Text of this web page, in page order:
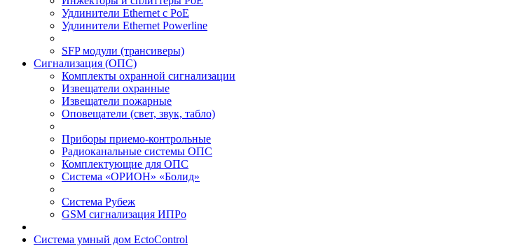
Удлинители Ethernet с PoE
Удлинители Ethernet Powerline
SFP модули (трансиверы)
Сигнализация (ОПС)
Комплекты охранной сигнализации
Извещатели охранные
Извещатели пожарные
Оповещатели (свет, звук, табло)
Приборы приемо-контрольные
Радиоканальные системы ОПС
Комплектующие для ОПС
Система «ОРИОН» «Болид»
Система Рубеж
GSM сигнализация ИПРо
Система умный дом EctoControl